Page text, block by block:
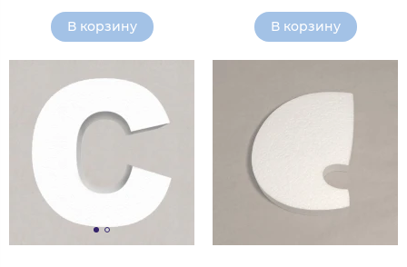
В корзину В корзину